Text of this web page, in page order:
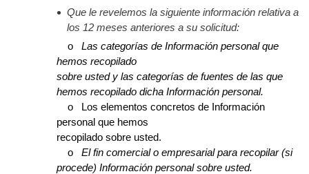
Que le revelemos la siguiente información relativa a
los 12 meses anteriores a su solicitud:
o Las categorías de Información personal que
hemos recopilado
sobre usted y las categorías de fuentes de las que
hemos recopilado dicha Información personal.
o Los elementos concretos de Información
personal que hemos
recopilado sobre usted.
o
El fin comercial o empresarial para recopilar (si
procede) Información personal sobre usted.